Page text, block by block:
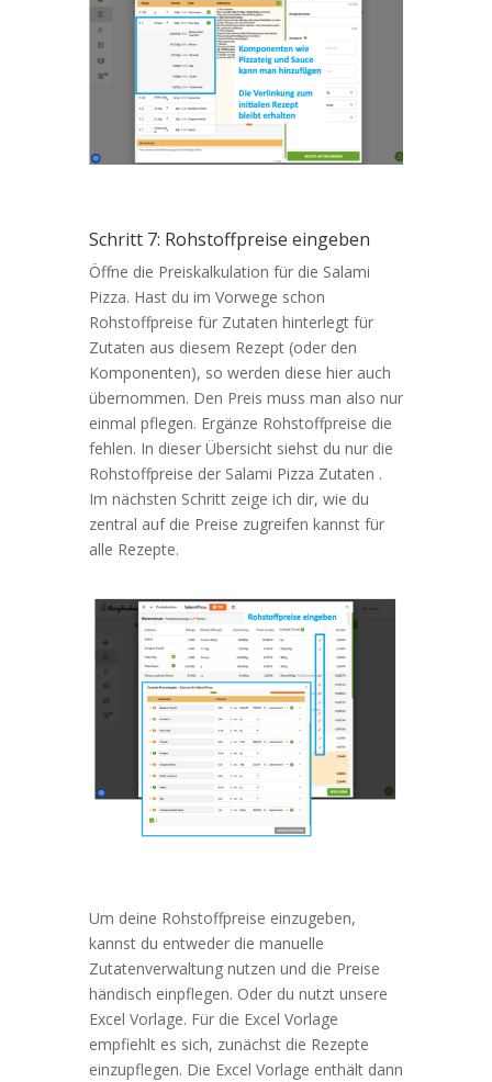
Schritt 7: Rohstoffpreise eingeben
Öffne die Preiskalkulation für die Salami
Pizza. Hast du im Vorwege schon
Rohstoffpreise für Zutaten hinterlegt für
Zutaten aus diesem Rezept (oder den
Komponenten), so werden diese hier auch
übernommen. Den Preis muss man also nur
einmal pflegen. Ergänze Rohstoffpreise die
fehlen. In dieser Übersicht siehst du nur die
Rohstoffpreise der Salami Pizza Zutaten .
Im nächsten Schritt zeige ich dir, wie du
zentral auf die Preise zugreifen kannst für
alle Rezepte.
Um deine Rohstoffpreise einzugeben,
kannst du entweder die manuelle
Zutatenverwaltung nutzen und die Preise
händisch einpflegen. Oder du nutzt unsere
Excel Vorlage. Für die Excel Vorlage
empfiehlt es sich, zunächst die Rezepte
einzupflegen. Die Excel Vorlage enthält dann